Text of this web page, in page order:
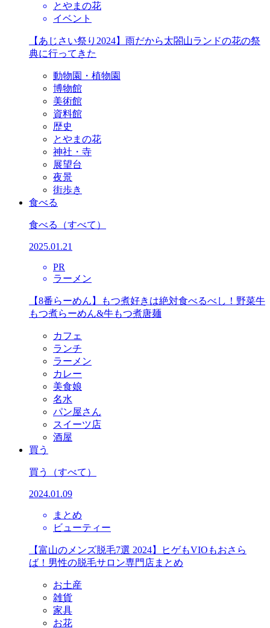
とやまの花
イベント
【あじさい祭り2024】雨だから太閤山ランドの花の祭
典に行ってきた
動物園・植物園
博物館
美術館
資料館
歴史
とやまの花
神社・寺
展望台
夜景
街歩き
食べる
食べる （すべて）
2025.01.21
PR
ラーメン
【8番らーめん】もつ煮好きは絶対食べるべし！野菜牛
もつ煮らーめん&牛もつ煮唐麺
カフェ
ランチ
ラーメン
カレー
美食娘
名水
パン屋さん
スイーツ店
酒屋
買う
買う （すべて）
2024.01.09
まとめ
ビューティー
【富山のメンズ脱毛7選 2024】ヒゲもVIOもおさら
ば！男性の脱毛サロン専門店まとめ
お土産
雑貨
家具
お花